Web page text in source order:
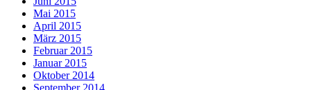
Mai 2015
April 2015
März 2015
Februar 2015
Januar 2015
Oktober 2014
September 2014